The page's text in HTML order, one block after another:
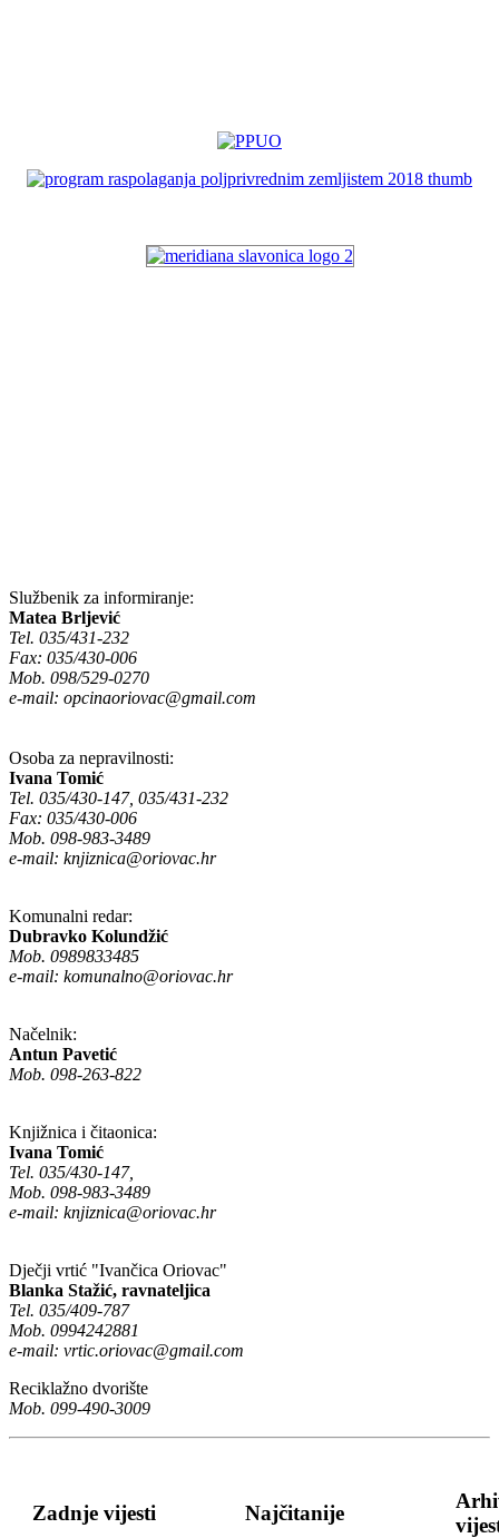
Službenik za informiranje:
Matea Brljević
Tel. 035/431-232
Fax: 035/430-006
Mob. 098/529-0270
e-mail: opcinaoriovac@gmail.com
Osoba za nepravilnosti:
Ivana Tomić
Tel. 035/430-147, 035/431-232
Fax: 035/430-006
Mob. 098-983-3489
e-mail: knjiznica@oriovac.hr
Komunalni redar:
Dubravko Kolundžić
Mob. 0989833485
e-mail: komunalno@oriovac.hr
Načelnik:
Antun Pavetić
Mob. 098-263-822
Knjižnica i čitaonica:
Ivana Tomić
Tel. 035/430-147,
Mob. 098-983-3489
e-mail: knjiznica@oriovac.hr
Dječji vrtić "Ivančica Oriovac"
Blanka Stažić, ravnateljica
Tel. 035/409-787
Mob. 0994242881
e-mail: vrtic.oriovac@gmail.com
Reciklažno dvorište
Mob. 099-490-3009
Zadnje vijesti Najčitanije